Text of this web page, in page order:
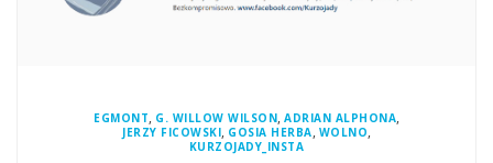
EGMONT, G. WILLOW WILSON, ADRIAN ALPHONA,
JERZY FICOWSKI, GOSIA HERBA, WOLNO,
KURZOJADY_INSTA